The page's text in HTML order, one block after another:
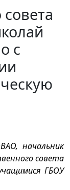
с
начальник
совета
ГБОУ